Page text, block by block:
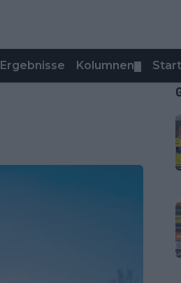
Ergebnisse Kolumnen